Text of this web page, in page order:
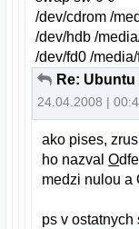
/dev/cdrom /
/dev/hdb /
/dev/fd0 /
24.04.2008 |
ako pises,
ho nazvalO
medzi nulou a
ps v ostatnych